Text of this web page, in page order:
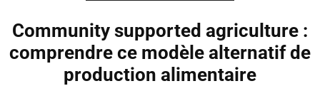
Community supported agriculture :
comprendre ce modèle alternatif de
production alimentaire